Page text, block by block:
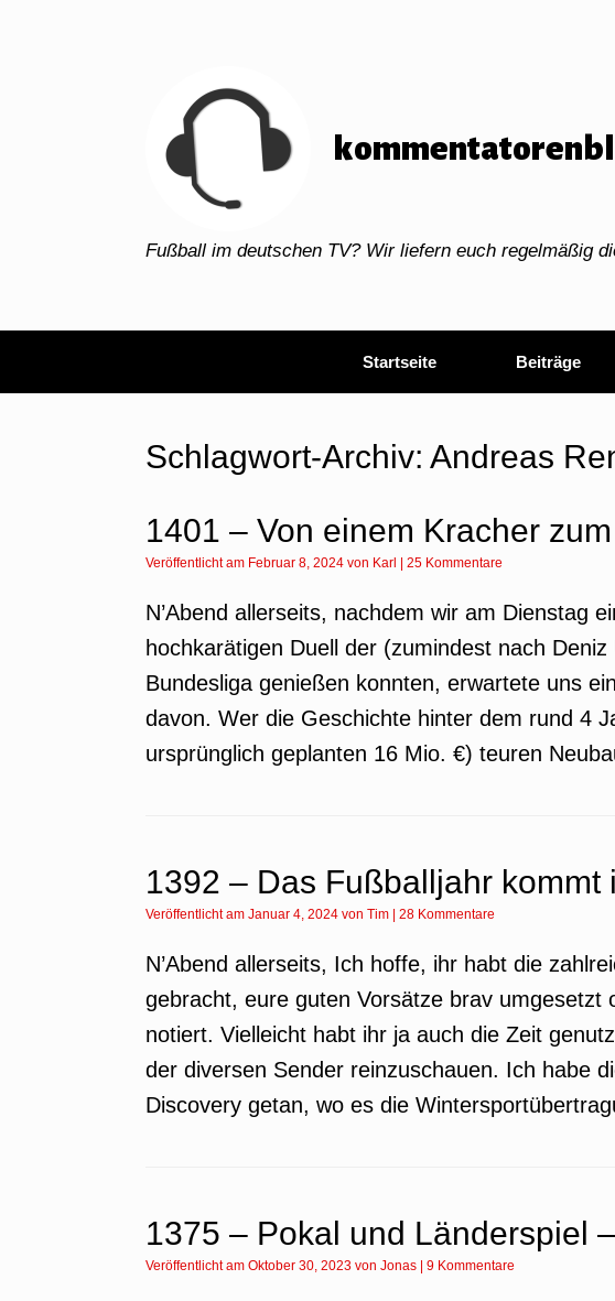
Fußball im deutschen TV? Wir liefern euch regelmäßig
Startseite Beiträge
Schlagwort-Archiv: Andreas
1401 – Von einem Kracher
Veröffentlicht am Februar 8, 2024 von Karl 25 Kommentare
N’Abend allerseits, nachdem wir am Dienstag
hochkarätigen Duell der (zumindest nach
Bundesliga genießen konnten, erwartete uns
davon. Wer die Geschichte hinter dem rund 4
ursprünglich geplanten 16 Mio. €) teuren
1392 – Das Fußballjahr kommt
Veröffentlicht am Januar 4, 2024 von Tim 28 Kommentare
N’Abend allerseits, Ich hoffe, ihr habt die
gebracht, eure guten Vorsätze brav umgesetzt
notiert. Vielleicht habt ihr ja auch die Zeit
der diversen Sender reinzuschauen. Ich habe
Discovery getan, wo es die
1375 – Pokal und Länderspiel
Veröffentlicht am Oktober 30, 2023 von Jonas 9 Kommentare